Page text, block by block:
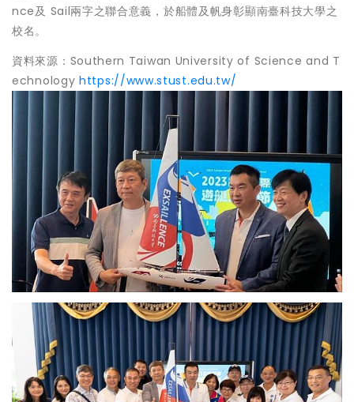
nce及 Sail兩字之聯合意義，於船體及帆身彰顯南臺科技大學之
校名。
資料來源：Southern Taiwan University of Science and T
echnology https://www.stust.edu.tw/